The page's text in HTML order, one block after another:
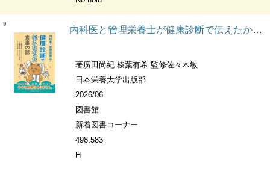
9
内科医と管理栄養士が健康診断で伝えたかった食事の話
著廣田尚紀 榛葉有希 監修佐々木敏
日本栄養大学出版部
2026/06
図書館
新着図書コーナー
498.583
H